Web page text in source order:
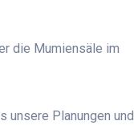
die Mumiensäle im
unsere Planungen und